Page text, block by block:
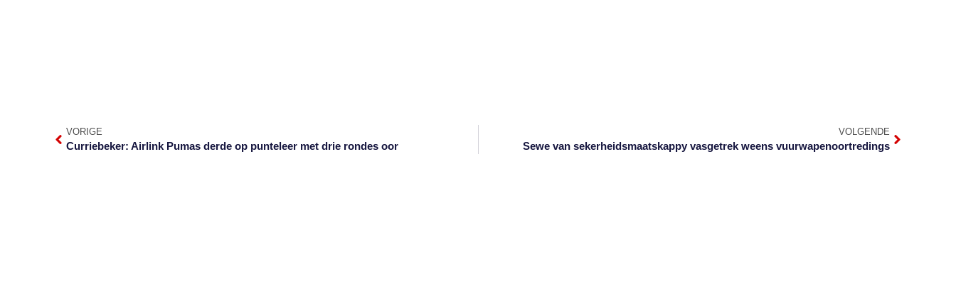
VORIGE
Curriebeker: Airlink Pumas derde op punteleer met drie rondes oor
VOLGENDE
Sewe van sekerheidsmaatskappy vasgetrek weens vuurwapenoortredings